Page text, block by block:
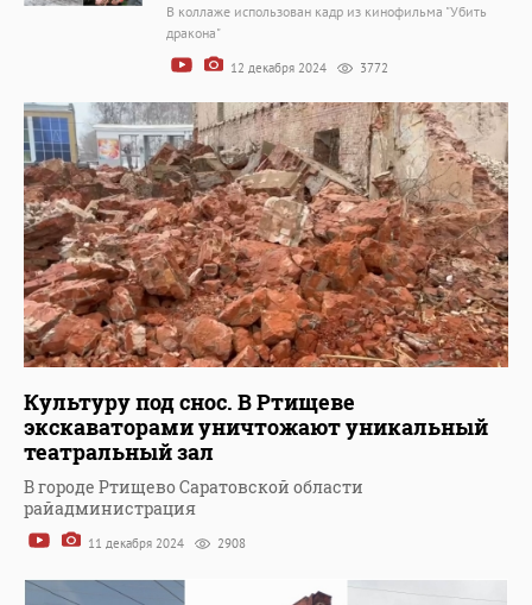
В коллаже использован кадр из кинофильма "Убить
дракона"
12 декабря 2024 3772
Культуру под снос. В Ртищеве
экскаваторами уничтожают уникальный
театральный зал
В городе Ртищево Саратовской области
райадминистрация
11 декабря 2024 2908